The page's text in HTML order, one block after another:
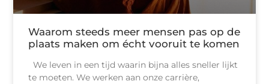
Waarom steeds meer mensen pas op de
plaats maken om écht vooruit te komen
We leven in een tijd waarin bijna alles sneller lijkt
te moeten. We werken aan onze carrière,